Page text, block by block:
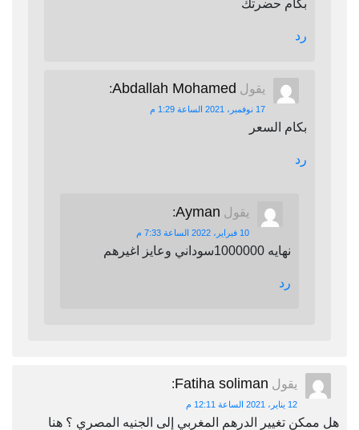
بكام حضرتك
رد
يقول Abdallah Mohamed
:
17 نوفمبر، 2021 الساعة 1:29 م
بكام السعر
رد
يقول Ayman
:
10 فبراير، 2022 الساعة 7:33 م
نهايه 1000000سوداني وعايز اغيرهم
رد
يقول Fatiha soliman
:
12 يناير، 2021 الساعة 12:11 م
هل ممكن تغيير الدرهم المغربي إلى الجنيه المصري ؟ هنا